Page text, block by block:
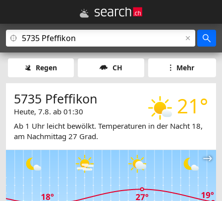
Regen CH Mehr
21°
5735 Pfeffikon
Heute, 7.8. ab 01:30
Ab 1 Uhr leicht bewölkt. Temperaturen in der Nacht 18,
am Nachmittag 27 Grad.